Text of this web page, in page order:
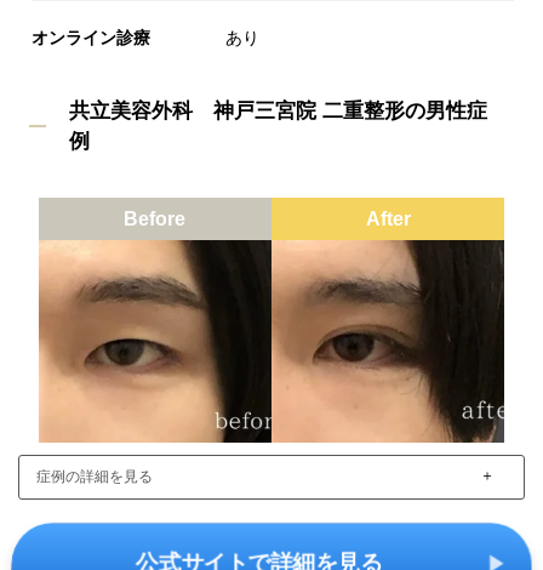
オンライン診療 あり
共立美容外科 神戸三宮院 二重整形の男性症
例
Before After
症例の詳細を見る ＋
公式サイトで詳細を見る